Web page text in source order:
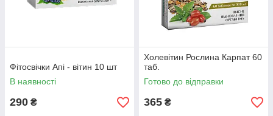
Фітосвічки Апі - вітин 10 шт
В наявності
290 ₴
Холевітин Рослина Карпат 60
таб.
Готово до відправки
365 ₴